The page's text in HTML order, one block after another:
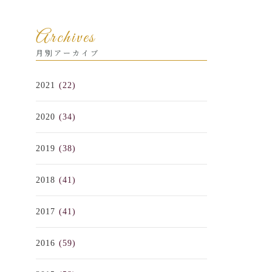
Archives
月別アーカイブ
2021 (22)
2020 (34)
2019 (38)
2018 (41)
2017 (41)
2016 (59)